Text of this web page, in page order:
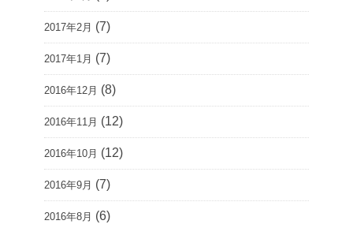
2017年2月 (7)
2017年1月 (7)
2016年12月 (8)
2016年11月 (12)
2016年10月 (12)
2016年9月 (7)
2016年8月 (6)